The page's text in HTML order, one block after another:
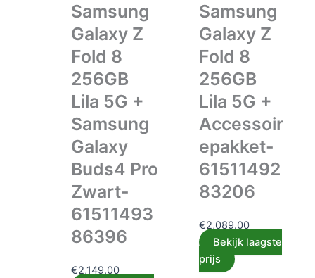
Samsung
Galaxy Z
Fold 8
256GB
Lila 5G +
Samsung
Galaxy
Buds4 Pro
Zwart-
61511493
86396
€2,149.00
Samsung
Galaxy Z
Fold 8
256GB
Lila 5G +
Accessoir
epakket-
61511492
83206
€2,089.00
Bekijk laagste
prijs